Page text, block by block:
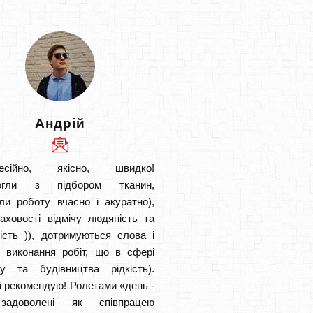
Андрій
якісно, швидко!
з підбором тканин,
роботу вчасно і акуратно),
відмічу людяність та
)), дотримуються слова і
виконання робіт, що в сфері
та будівництва рідкість).
рекомендую! Ролетами «день -
як співпрацею